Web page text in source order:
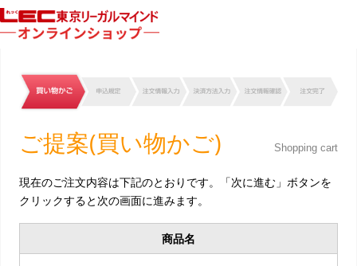
ご提案(買い物かご) Shopping cart
現在のご注文内容は下記のとおりです。「次に進む」ボタンを
クリックすると次の画面に進みます。
商品名